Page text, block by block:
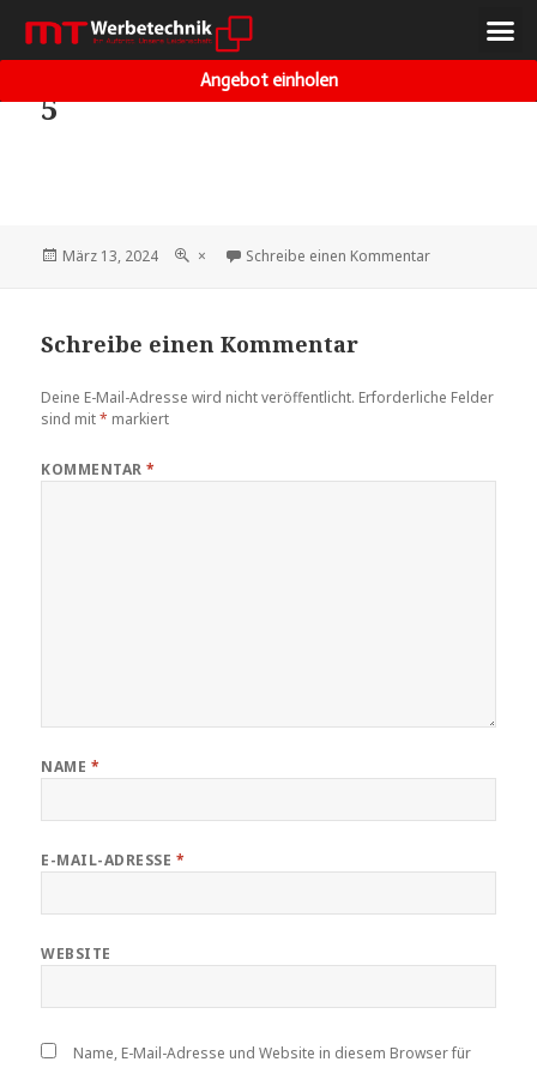
Angebot einholen
NÄCHSTES BILD
5
März 13, 2024 × Schreibe einen Kommentar
Schreibe einen Kommentar
Deine E-Mail-Adresse wird nicht veröffentlicht. Erforderliche Felder
sind mit* markiert
KOMMENTAR*
NAME *
E-MAIL-ADRESSE *
WEBSITE
Name, E-Mail-Adresse und Website in diesem Browser für